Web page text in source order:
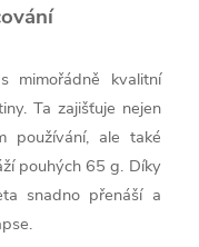
mimořádně kvalitní
Ta zajišťuje nejen
používání, ale také
pouhých 65 g. Díky
snadno přenáší a